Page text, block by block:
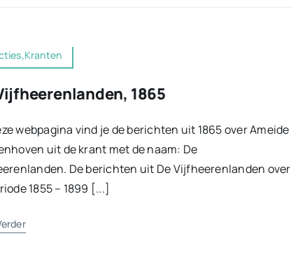
1865
webpagina vind je de berichten uit 1865 over Ameide
uit de krant met de naam: De
De berichten uit De Vijfheerenlanden over
1855 – 1899 [...]